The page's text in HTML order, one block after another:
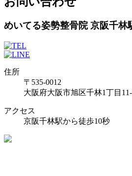
めいてる姿勢整骨院 京阪千林
住所
〒535-0012
大阪府大阪市旭区千林1丁目
アクセス
京阪千林駅から徒歩10秒